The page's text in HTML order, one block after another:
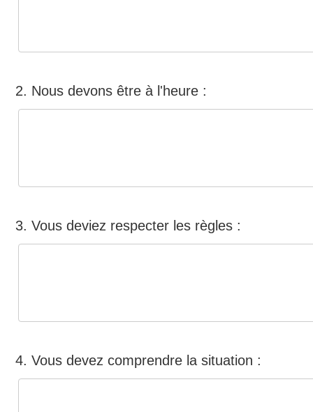
2. Nous devons être à l'heure :
3. Vous deviez respecter les règles :
4. Vous devez comprendre la situation :